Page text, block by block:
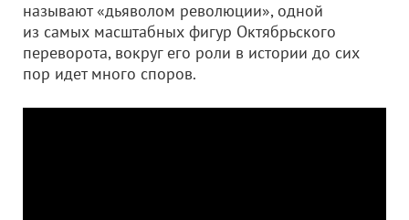
называют «дьяволом революции», одной
из самых масштабных фигур Октябрьского
переворота, вокруг его роли в истории до сих
пор идет много споров.